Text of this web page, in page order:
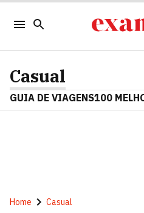
Casual
GUIA DE VIAGENS100
Home Casual